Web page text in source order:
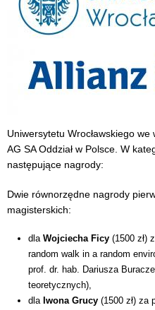
Uniwersytetu Wrocławskiego we
AG SA Oddział w Polsce. W
następujące nagrody:
Dwie równorzędne nagrody
magisterskich:
dla Wojciecha Ficy (1500 zł)
random walk in a random
prof. dr. hab. Dariusza
teoretycznych),
dla Iwona Grucy (1500 zł) za